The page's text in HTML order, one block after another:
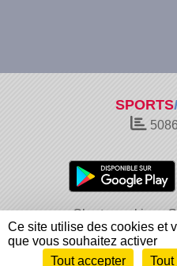
SPORTS
Charte cookies
Informations légales
Envie de participer ?
Ce site utilise des cookies et
que vous souhaitez activer
Tout accepter
Tout